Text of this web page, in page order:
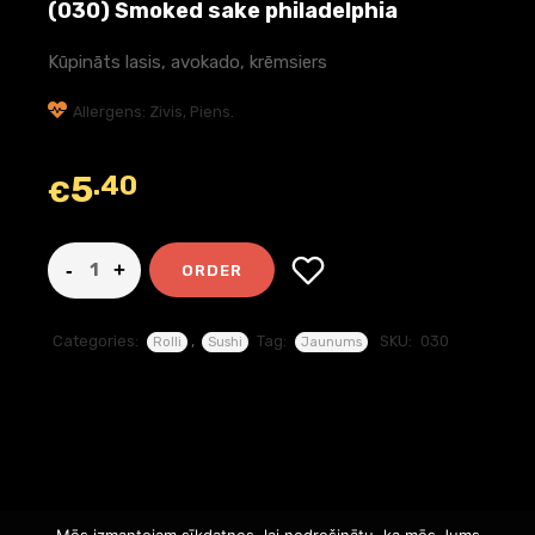
(030) Smoked sake philadelphia
Kūpināts lasis, avokado, krēmsiers
Allergens: Zivis, Piens.
€5.40
ORDER
Categories: Rolli , Sushi Tag: Jaunums SKU: 030